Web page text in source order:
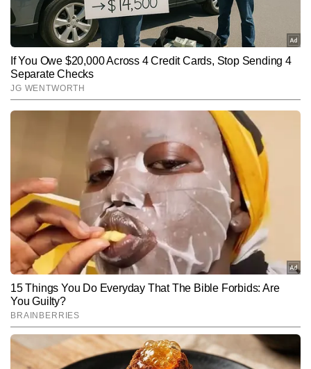
Hindi NewsIndia
अनुराग गुप्ता
अनुराग गुप्ता टाइम्स नाउ नवभारत डिजिटल में सीनियर कॉपी एडिटर के रूप में
कार्यरत हैं और मीडिया में 9 वर्षों का अनुभव रखते हैं। जर्नलिज़्म में मास्टर्स डिग्री
हासिल करने के बाद से ही वे न्यूजरूम के विभिन्न आयामों—कॉपी एडिटिंग, कंटेंट
क्यूरेशन और रियल-टाइम न्यूज मॉनिटरिंग में दक्षता के साथ काम कर रहे हैं।
राष्ट्रीय, अंतरराष्ट्रीय और ब्रेकिंग न्यूज पर उनकी मजबूत पकड़ है। अनुराग खबरों
की बारीकियों को समझने, फैक्ट चेकिंग और स्टोरी के अहम पहलुओं को पाठकों तक
सरल भाषा में पहुंचाने के लिए जाने जाते हैं। उन्होंने अब तक 10 हजार से अधिक
खबरें प्रकाशित की हैं, जिनमें ब्रेकिंग अपडेट्स, एनालिटिकल कंटेंट, स्पेशल
स्टोरीज और न्यूज एक्सप्लेनर्स शामिल हैं।
Follow Us:
Subscribe to our daily Newsletter!
SUBMIT